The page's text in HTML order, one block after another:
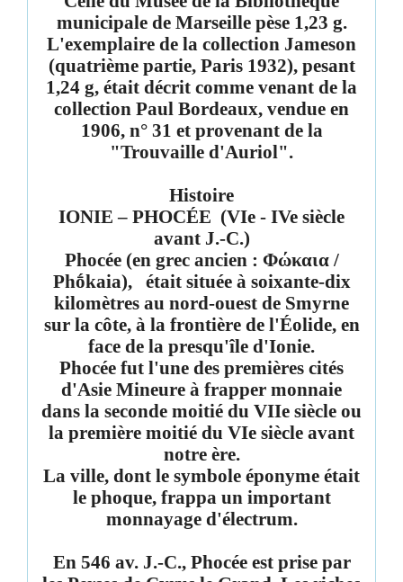
municipale de Marseille pèse 1,23 g.
L'exemplaire de la collection Jameson
(quatrième partie, Paris 1932), pesant
1,24 g, était décrit comme venant de la
collection Paul Bordeaux, vendue en
1906, n° 31 et provenant de la
"Trouvaille d'Auriol".
Histoire
IONIE – PHOCÉE (VIe - IVe siècle
avant J.-C.)
Phocée(en grec ancien : Φώκαια /
Phṓkaia),
était située à soixante-dix
kilomètres au nord-ouest de Smyrne
sur la côte, à la frontière de l'Éolide, en
face de la presqu'île d'Ionie.
Phocée fut l'une des premières cités
d'Asie Mineure à frapper monnaie
dans la seconde moitié du VIIe siècle ou
la première moitié du VIe siècle avant
notre ère.
La ville, dont le symbole éponyme était
le phoque, frappa un important
monnayage d'électrum.
En 546 av. J.-C., Phocée est prise par